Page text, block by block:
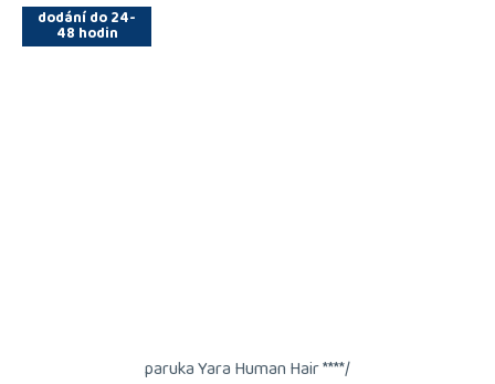
dodání do 24-
48 hodin
paruka Yara Human Hair ****/